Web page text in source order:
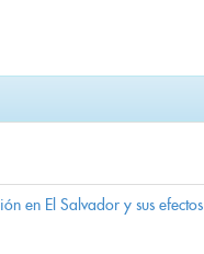
en El Salvador y sus efectos